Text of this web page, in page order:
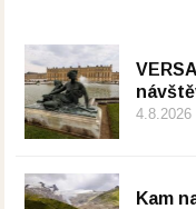
4.8.2026
Kam